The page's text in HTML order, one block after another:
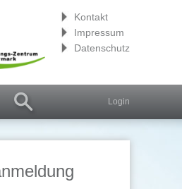
Kontakt
Impressum
Datenschutz
Login